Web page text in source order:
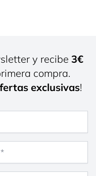
y recibe 3€
compra.
exclusivas!